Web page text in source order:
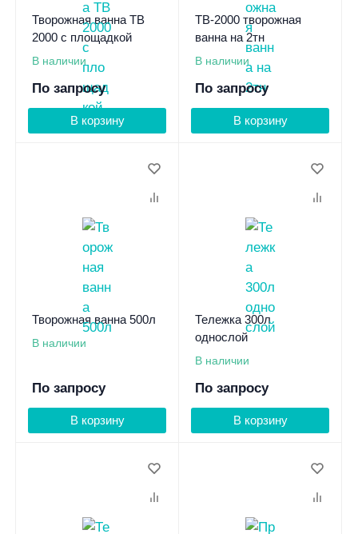
Творожная ванна ТВ
2000 с площадкой
В наличии
По запросу
В корзину
ТВ-2000 творожная
ванна на 2тн
В наличии
По запросу
В корзину
Творожная ванна 500л
В наличии
По запросу
В корзину
Тележка 300л
однослой
В наличии
По запросу
В корзину